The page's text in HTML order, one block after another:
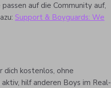
passen auf die Community auf,
Support & Boyguards: We
kostenlos, ohne
hilf anderen Boys im Real-